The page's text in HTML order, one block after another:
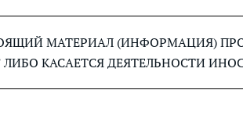
МАТЕРИАЛ (ИНФОРМАЦИЯ)
ЛИБО КАСАЕТСЯ ДЕЯТЕЛЬНОСТИ